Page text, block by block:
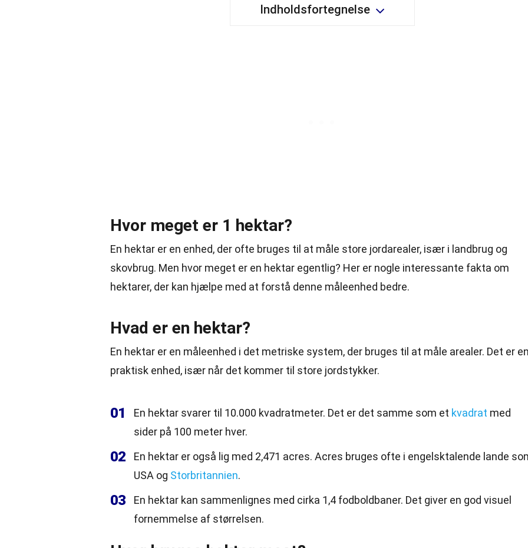
Indholdsfortegnelse
Hvor meget er 1 hektar?
En hektar er en enhed, der ofte bruges til at måle store jordarealer, især i landbrug og
skovbrug. Men hvor meget er en hektar egentlig? Her er nogle interessante fakta om
hektarer, der kan hjælpe med at forstå denne måleenhed bedre.
Hvad er en hektar?
En hektar er en måleenhed i det metriske system, der bruges til at måle arealer. Det er
praktisk enhed, især når det kommer til store jordstykker.
01 En hektar svarer til 10.000 kvadratmeter. Det er det samme som et kvadrat med
sider på 100 meter hver.
02
En hektar er også lig med 2,471 acres. Acres bruges ofte i engelsktalende lande
USA og Storbritannien.
03
En hektar kan sammenlignes med cirka 1,4 fodboldbaner. Det giver en god visuel
fornemmelse af størrelsen.